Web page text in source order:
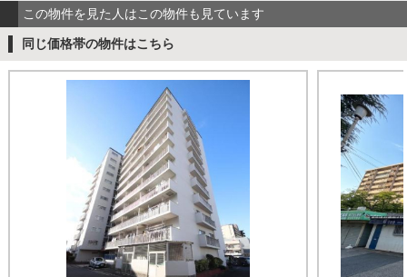
この物件を見た人はこの物件も見ています
同じ価格帯の物件はこちら